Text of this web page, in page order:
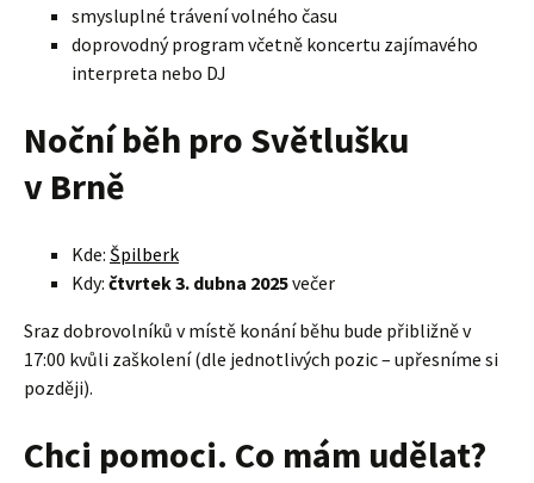
smysluplné trávení volného času
doprovodný program včetně koncertu zajímavého
interpreta nebo DJ
Noční běh pro Světlušku
v Brně
Kde: Špilberk
Kdy: čtvrtek 3. dubna 2025večer
Sraz dobrovolníků v místě konání běhu bude přibližně v
17:00 kvůli zaškolení (dle jednotlivých pozic – upřesníme si
později).
Chci pomoci. Co mám udělat?